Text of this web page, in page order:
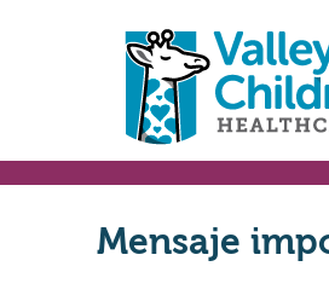
Mensaje